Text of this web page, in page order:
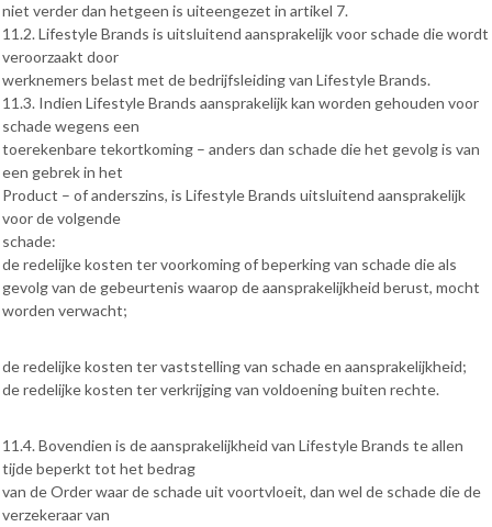
niet verder dan hetgeen is uiteengezet in artikel 7.
11.2. Lifestyle Brands is uitsluitend aansprakelijk voor schade die wordt
veroorzaakt door
werknemers belast met de bedrijfsleiding van Lifestyle Brands.
11.3. Indien Lifestyle Brands aansprakelijk kan worden gehouden voor
schade wegens een
toerekenbare tekortkoming – anders dan schade die het gevolg is van
een gebrek in het
Product – of anderszins, is Lifestyle Brands uitsluitend aansprakelijk
voor de volgende
schade:
de redelijke kosten ter voorkoming of beperking van schade die als
gevolg van de gebeurtenis waarop de aansprakelijkheid berust, mocht
worden verwacht;
de redelijke kosten ter vaststelling van schade en aansprakelijkheid;
de redelijke kosten ter verkrijging van voldoening buiten rechte.
11.4. Bovendien is de aansprakelijkheid van Lifestyle Brands te allen
tijde beperkt tot het bedrag
van de Order waar de schade uit voortvloeit, dan wel de schade die de
verzekeraar van